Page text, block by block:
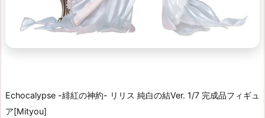
Echocalypse -緋紅の神約- リリス 純白の結Ver. 1/7 完成品フィギュ
ア[Mityou]